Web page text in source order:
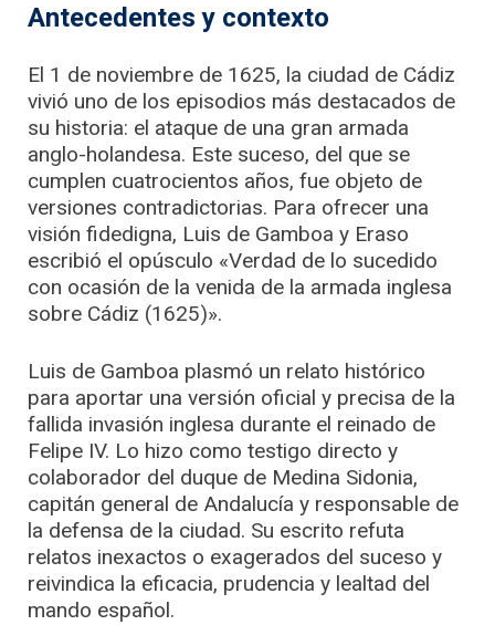
Antecedentes y contexto
El 1 de noviembre de 1625, la ciudad de Cádiz
vivió uno de los episodios más destacados de
su historia: el ataque de una gran armada
anglo-holandesa. Este suceso, del que se
cumplen cuatrocientos años, fue objeto de
versiones contradictorias. Para ofrecer una
visión fidedigna, Luis de Gamboa y Eraso
escribió el opúsculo «Verdad de lo sucedido
con ocasión de la venida de la armada inglesa
sobre Cádiz (1625)».
Luis de Gamboa plasmó un relato histórico
para aportar una versión oficial y precisa de la
fallida invasión inglesa durante el reinado de
Felipe IV. Lo hizo como testigo directo y
colaborador del duque de Medina Sidonia,
capitán general de Andalucía y responsable de
la defensa de la ciudad. Su escrito refuta
relatos inexactos o exagerados del suceso y
reivindica la eficacia, prudencia y lealtad del
mando español.